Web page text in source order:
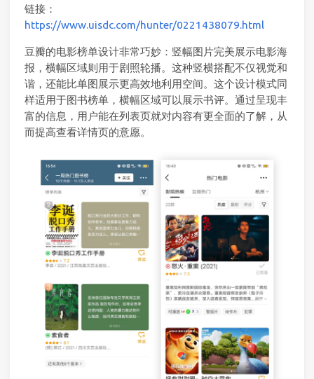
链接：
https://www.uisdc.com/hunter/0221438079.html
豆瓣的电影榜单设计非常巧妙：竖幅图片完美展示电影海
报，横幅区域则用于剧照轮播。这种竖横搭配不仅视觉和
谐，还能比单图展示更高效地利用空间。这个设计模式同
样适用于图书榜单，横幅区域可以展示书评。通过呈现丰
富的信息，用户能在列表页就对内容有更全面的了解，从
而提高查看详情页的意愿。